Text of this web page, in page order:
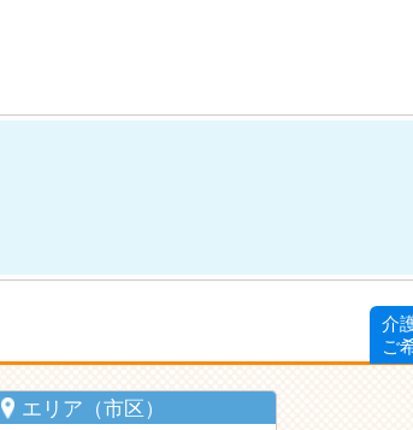
介
ご
エリア（市区）